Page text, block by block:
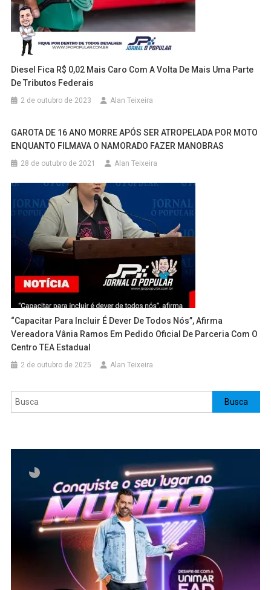
Diesel Fica R$ 0,02 Mais Caro Com A Volta De Mais Uma Parte
De Tributos Federais
2 de outubro de 2023 Alan Teixeira
GAROTA DE 16 ANO MORRE APÓS SER ATROPELADA POR MOTO
ENQUANTO FILMAVA O NAMORADO FAZER MANOBRAS
28 de outubro de 2021 Alan Teixeira
“Capacitar Para Incluir É Dever De Todos Nós”, Afirma
Vereadora Vânia Ramos Em Pedido Oficial De Parceria Com O
Centro TEA Estadual
2 de outubro de 2025 Alan Teixeira
Pesquisar Busca